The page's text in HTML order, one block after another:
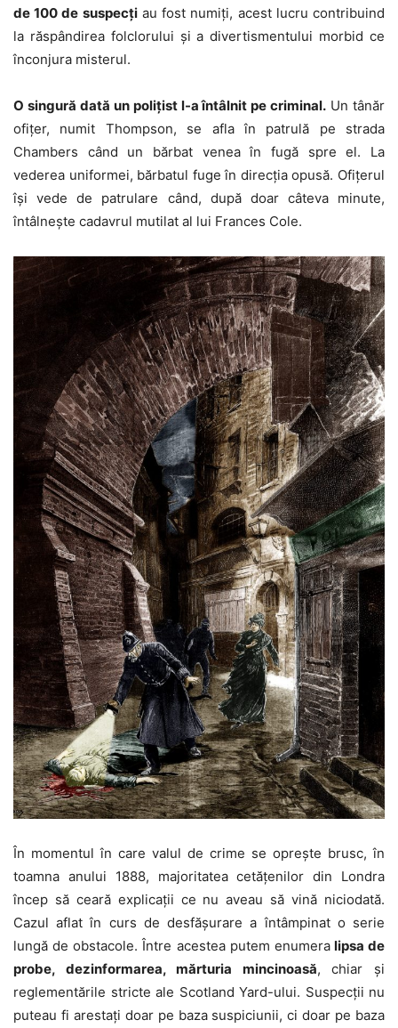
de 100 de suspecţiau fost numiţi, acest lucru contribuind
la răspândirea folclorului şi a divertismentului morbid ce
înconjura misterul.
O singură dată un poliţist l-a întâlnit pe criminal. Un tânăr
ofiţer, numit Thompson, se afla în patrulă pe strada
Chambers când un bărbat venea în fugă spre el. La
vederea uniformei, bărbatul fuge în direcţia opusă. Ofiţerul
îşi vede de patrulare când, după doar câteva minute,
întâlneşte cadavrul mutilat al lui Frances Cole.
În momentul în care valul de crime se opreşte brusc, în
toamna anului 1888, majoritatea cetăţenilor din Londra
încep să ceară explicaţii ce nu aveau să vină niciodată.
Cazul aflat în curs de desfăşurare a întâmpinat o serie
lungă de obstacole. Între acestea putem enumeralipsa de
probe, dezinformarea, mărturia mincinoasă, chiar şi
reglementările stricte ale Scotland Yard-ului. Suspecţii nu
puteau fi arestaţi doar pe baza suspiciunii, ci doar pe baza